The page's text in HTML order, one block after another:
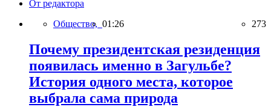
От редактора
Общество, 01:26 273
Почему президентская резиденция
появилась именно в Загульбе?
История одного места, которое
выбрала сама природа